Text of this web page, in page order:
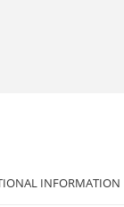
INFORMATION